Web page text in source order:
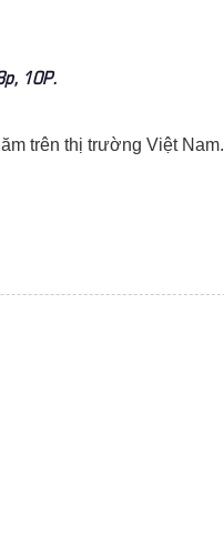
10P.
trên thị trường Việt Nam.